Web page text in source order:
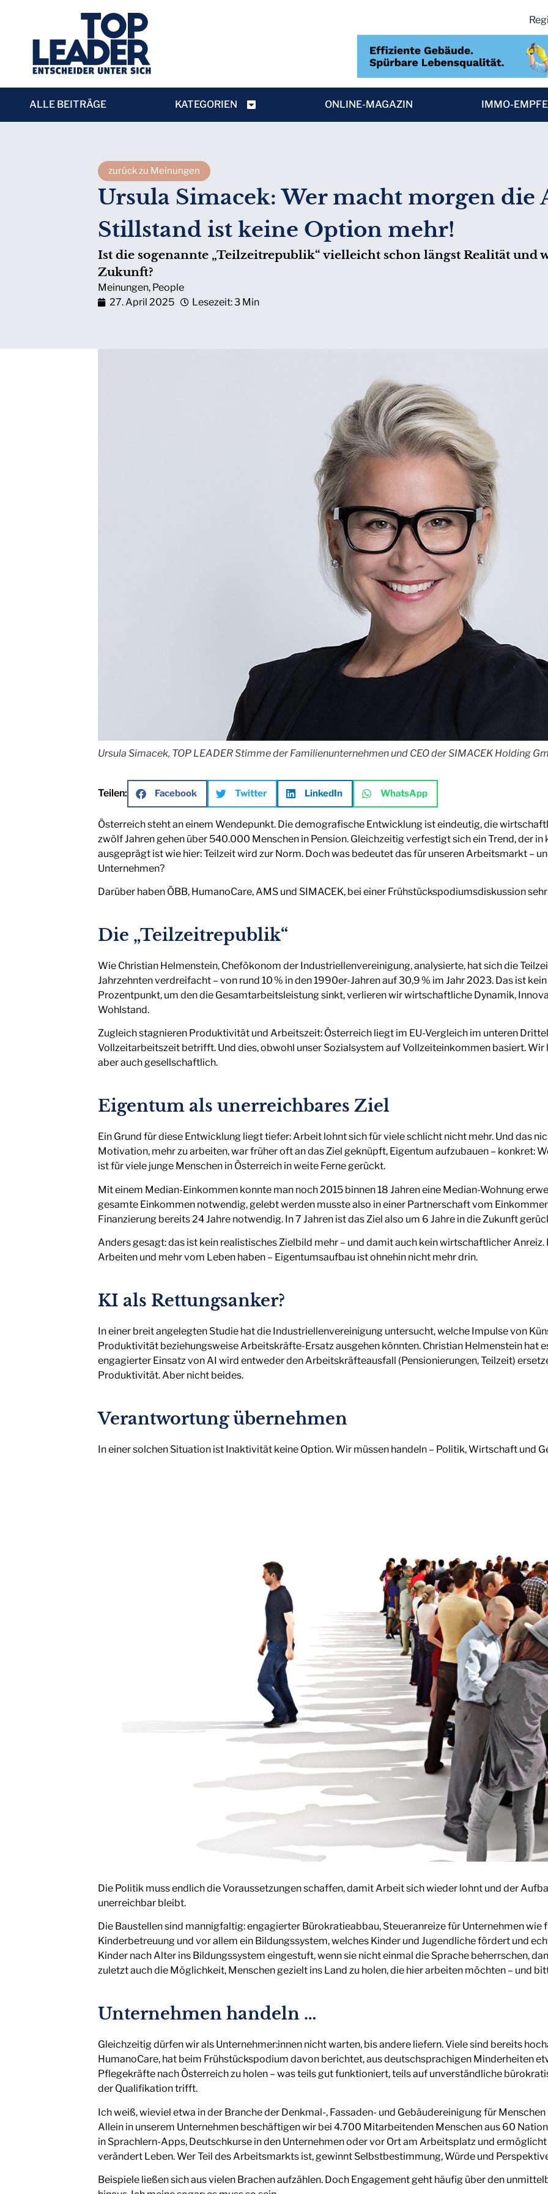
ALLE BEITRÄGE KATEGORIEN ONLINE-MAGAZIN IMMO-
zurück zu Meinungen
Ursula Simacek: Wer macht morgen die
Stillstand ist keine Option mehr!
Ist die sogenannte „Teilzeitrepublik“ vielleicht schon längst Realität und
Zukunft?
Meinungen, People
27. April 2025
Lesezeit: 3 Min
Ursula Simacek, TOP LEADER Stimme der Familienunternehmen und CEO der SIMACEK Holding
Teilen: Facebook Twitter LinkedIn WhatsApp
Österreich steht an einem Wendepunkt. Die demografische Entwicklung ist eindeutig, die
zwölf Jahren gehen über 540.000 Menschen in Pension. Gleichzeitig verfestigt sich ein Trend, der in
ausgeprägt ist wie hier: Teilzeit wird zur Norm. Doch was bedeutet das für unseren Arbeitsmarkt –
Unternehmen?
Darüber haben ÖBB, HumanoCare, AMS und SIMACEK, bei einer Frühstückspodiumsdiskussion
Die „Teilzeitrepublik“
Wie Christian Helmenstein, Chefökonom der Industriellenvereinigung, analysierte, hat sich die
Jahrzehnten verdreifacht – von rund 10 % in den 1990er-Jahren auf 30,9 % im Jahr 2023. Das ist
Prozentpunkt, um den die Gesamtarbeitsleistung sinkt, verlieren wir wirtschaftliche Dynamik,
Wohlstand.
Zugleich stagnieren Produktivität und Arbeitszeit: Österreich liegt im EU-Vergleich im unteren
Vollzeitarbeitszeit betrifft. Und dies, obwohl unser Sozialsystem auf Vollzeiteinkommen basiert. Wir
aber auch gesellschaftlich.
Eigentum als unerreichbares Ziel
Ein Grund für diese Entwicklung liegt tiefer: Arbeit lohnt sich für viele schlicht nicht mehr. Und das
Motivation, mehr zu arbeiten, war früher oft an das Ziel geknüpft, Eigentum aufzubauen – konkret:
ist für viele junge Menschen in Österreich in weite Ferne gerückt.
Mit einem Median-Einkommen konnte man noch 2015 binnen 18 Jahren eine Median-Wohnung
gesamte Einkommen notwendig, gelebt werden musste also in einer Partnerschaft vom
Finanzierung bereits 24 Jahre notwendig. In 7 Jahren ist das Ziel also um 6 Jahre in die Zukunft
Anders gesagt: das ist kein realistisches Zielbild mehr – und damit auch kein wirtschaftlicher Anreiz.
Arbeiten und mehr vom Leben haben – Eigentumsaufbau ist ohnehin nicht mehr drin.
KI als Rettungsanker?
In einer breit angelegten Studie hat die Industriellenvereinigung untersucht, welche Impulse von
Produktivität beziehungsweise Arbeitskräfte-Ersatz ausgehen könnten. Christian Helmenstein hat
engagierter Einsatz von AI wird entweder den Arbeitskräfteausfall (Pensionierungen, Teilzeit)
Produktivität. Aber nicht beides.
Verantwortung übernehmen
In einer solchen Situation ist Inaktivität keine Option. Wir müssen handeln – Politik, Wirtschaft und
Die Politik muss endlich die Voraussetzungen schaffen, damit Arbeit sich wieder lohnt und der
unerreichbar bleibt.
Die Baustellen sind mannigfaltig: engagierter Bürokratieabbau, Steueranreize für Unternehmen
Kinderbetreuung und vor allem ein Bildungssystem, welches Kinder und Jugendliche fördert und
Kinder nach Alter ins Bildungssystem eingestuft, wenn sie nicht einmal die Sprache beherrschen,
zuletzt auch die Möglichkeit, Menschen gezielt ins Land zu holen, die hier arbeiten möchten – und
Unternehmen handeln …
Gleichzeitig dürfen wir als Unternehmer:innen nicht warten, bis andere liefern. Viele sind bereits
HumanoCare, hat beim Frühstückspodium davon berichtet, aus deutschsprachigen Minderheiten
Pflegekräfte nach Österreich zu holen – was teils gut funktioniert, teils auf unverständliche
der Qualifikation trifft.
Ich weiß, wieviel etwa in der Branche der Denkmal-, Fassaden- und Gebäudereinigung für
Allein in unserem Unternehmen beschäftigen wir bei 4.700 Mitarbeitenden Menschen aus 60
in Sprachlern-Apps, Deutschkurse in den Unternehmen oder vor Ort am Arbeitsplatz und
verändert Leben. Wer Teil des Arbeitsmarkts ist, gewinnt Selbstbestimmung, Würde und
Beispiele ließen sich aus vielen Brachen aufzählen. Doch Engagement geht häufig über den